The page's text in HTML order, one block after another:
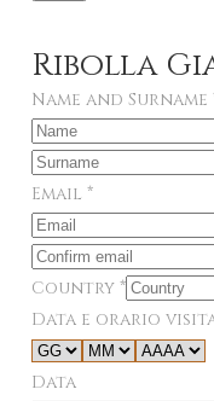
Ribolla
Name and Surname
Email *
Country *
Data e orario
Data